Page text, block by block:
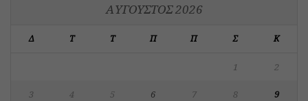
ΑΎΓΟΥΣΤΟΣ 2026
Δ Τ Τ Π Π Σ Κ
1 2
3 4 5 6 7 8 9